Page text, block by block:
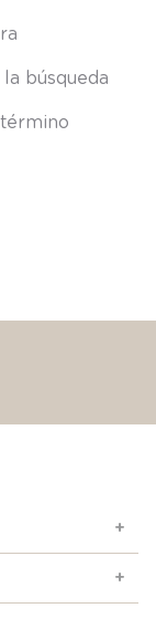
búsqueda
+
+